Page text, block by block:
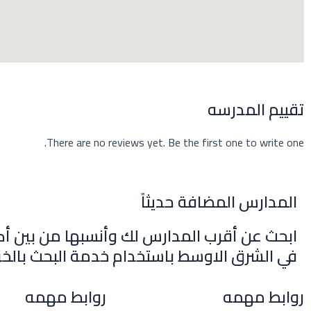
تقييم المدرسه
There are no reviews yet. Be the first one to write one.
المدارس المضافة حديثاً
ابحث عن أقرب المدارس لك وأنسبها من بين
في الشرق الاوسط باستخدام خدمة البحث
روابط مهمه روابط مهمه